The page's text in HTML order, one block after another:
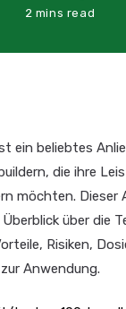
2 mins read
ein beliebtes
die ihre
möchten. Dieser
über die
Risiken,
Anwendung.